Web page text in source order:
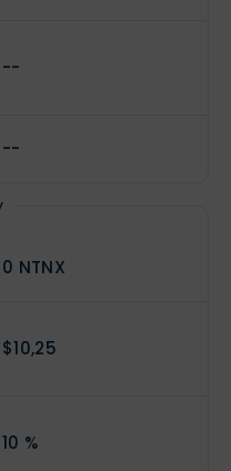
--
--
0 NTNX
$10,25
10 %